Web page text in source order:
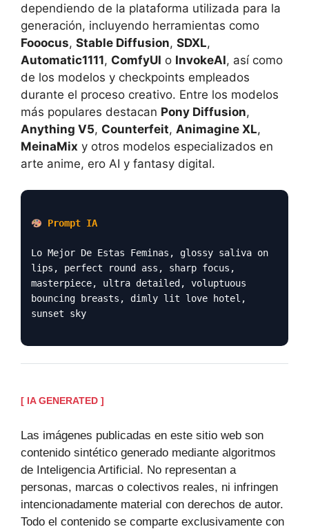
dependiendo de la plataforma utilizada para la
generación, incluyendo herramientas como
Fooocus, Stable Diffusion, SDXL,
Automatic1111, ComfyUI o InvokeAI, así como
de los modelos y checkpoints empleados
durante el proceso creativo. Entre los modelos
más populares destacan Pony Diffusion,
Anything V5, Counterfeit, Animagine XL,
MeinaMix y otros modelos especializados en
arte anime, ero AI y fantasy digital.
Prompt IA
Lo Mejor De Estas Feminas, glossy saliva on
lips, perfect round ass, sharp focus,
masterpiece, ultra detailed, voluptuous
bouncing breasts, dimly lit love hotel,
sunset sky
[ IA GENERATED ]
Las imágenes publicadas en este sitio web son
contenido sintético generado mediante algoritmos
de Inteligencia Artificial. No representan a
personas, marcas o colectivos reales, ni infringen
intencionadamente material con derechos de autor.
Todo el contenido se comparte exclusivamente con